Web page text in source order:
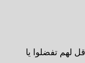
لهم تفضلوا يا